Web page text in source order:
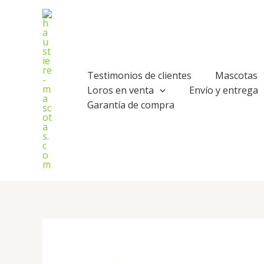
contenido
Testimonios de clientes Mascotas
Loros en venta
Envío y entrega
Garantía de compra